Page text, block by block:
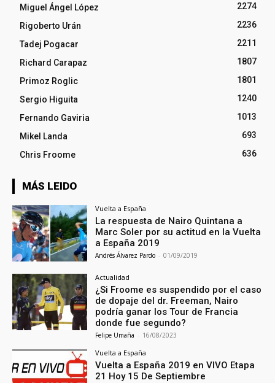
Miguel Ángel López
2274
Rigoberto Urán
2236
Tadej Pogacar
2211
Richard Carapaz
1807
Primoz Roglic
1801
Sergio Higuita
1240
Fernando Gaviria
1013
Mikel Landa
693
Chris Froome
636
MÁS LEIDO
Vuelta a España
La respuesta de Nairo Quintana a
Marc Soler por su actitud en la Vuelta
a España 2019
Andrés Álvarez Pardo - 01/09/2019
Actualidad
¿Si Froome es suspendido por el caso
de dopaje del dr. Freeman, Nairo
podría ganar los Tour de Francia
donde fue segundo?
Felipe Umaña - 16/08/2023
Vuelta a España
Vuelta a España 2019 en VIVO Etapa
21 Hoy 15 De Septiembre